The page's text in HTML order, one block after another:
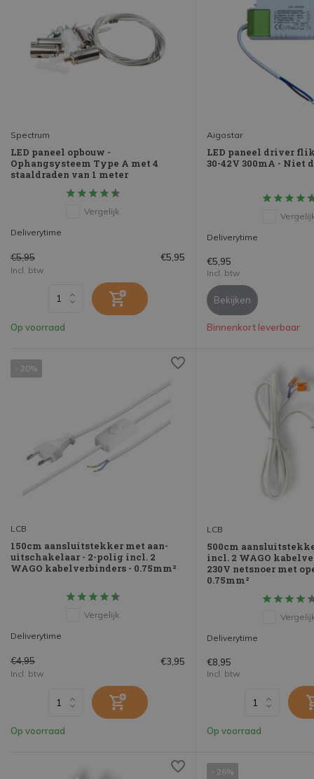
Spectrum
LED paneel opbouw -
Ophangsysteem Type A met 4
staaldraden van 1 meter
Vergelijk
Deliverytime
€5,95 €5,95
Incl. btw
Op voorraad
Aigostar
LED paneel driver
30-42V 300mA - Niet
Deliverytime
€5,95
Incl. btw
Bekijken
Binnenkort leverbaar
- 20%
LCB
150cm aansluitstekker met aan-
uitschakelaar - 2-polig incl. 2
WAGO kabelverbinders - 0.75mm²
Vergelijk
Deliverytime
€4,95 €3,95
Incl. btw
Op voorraad
LCB
500cm
incl. 2 WAGO
230V netsnoer met
0.75mm²
Deliverytime
€8,95
Incl. btw
Op voorraad
- 26%